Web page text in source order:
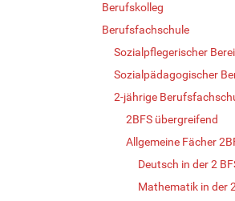
Berufskolleg
Berufsfachschule
Sozialpflegerischer
Sozialpädagogischer
2-jährige
2BFS übergreifend
Allgemeine Fächer
Deutsch in der 2
Mathematik in der